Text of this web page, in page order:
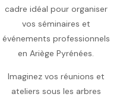
cadre idéal pour organiser
vos séminaires et
événements professionnels
en Ariège Pyrénées.
Imaginez vos réunions et
ateliers sous les arbres